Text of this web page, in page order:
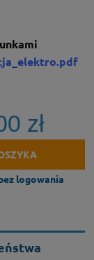
zł
logowania